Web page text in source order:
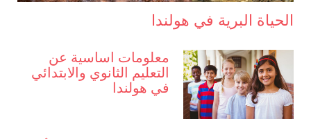
الحياة البرية في هولندا
معلومات اساسية عن
التعليم الثانوي والابتدائي
في هولندا